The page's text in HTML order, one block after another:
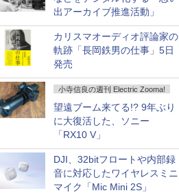
出アーカイブ推進活動」
カリスマオーディオ評論家の
軌跡「長岡鉄男の仕事」5日
発売
小寺信良の週刊 Electric Zooma!
望遠ブーム来てる!? 9年ぶり
に大復活した、ソニー
「RX10 V」
DJI、32bitフロートや内部録
音に対応したワイヤレスミニ
マイク「Mic Mini 2S」